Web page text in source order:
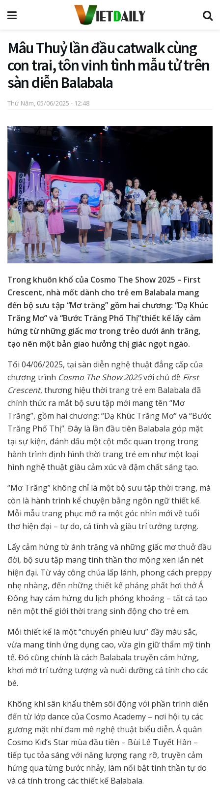
Mâu Thuỷ lần đầu catwalk cùng
con trai, tôn vinh tình mẫu tử trên
sàn diễn Balabala
Thứ Năm, 05/06/2025 - 12:48
Trong khuôn khổ của Cosmo The Show 2025 – First
Crescent, nhà mốt dành cho trẻ em Balabala mang
đến bộ sưu tập “Mơ trăng” gồm hai chương: “Dạ Khúc
Trăng Mơ” và “Bước Trăng Phố Thị”thiết kế lấy cảm
hứng từ những giấc mơ trong trẻo dưới ánh trăng,
tạo nên một bản giao hưởng thị giác ngọt ngào.
Tối 04/06/2025, tại sàn diễn nghệ thuật đẳng cấp của
chương trình Cosmo The Show 2025với chủ đề First
Crescent, thương hiệu thời trang trẻ em Balabala đã
chính thức ra mắt bộ sưu tập mới mang tên “Mơ
Trăng”, gồm hai chương: “Dạ Khúc Trăng Mơ” và “Bước
Trăng Phố Thị”. Đây là lần đầu tiên Balabala góp mặt
tại sự kiện, đánh dấu một cột mốc quan trọng trong
hành trình định hình thời trang trẻ em như một loại
hình nghệ thuật giàu cảm xúc và đậm chất sáng tạo.
“Mơ Trăng” không chỉ là một bộ sưu tập thời trang, mà
còn là hành trình kể chuyện bằng ngôn ngữ thiết kế.
Mỗi mẫu trang phục mở ra một góc nhìn mới về tuổi
thơ hiện đại – tự do, cá tính và giàu trí tưởng tượng.
Lấy cảm hứng từ ánh trăng và những giấc mơ thuở đầu
đời, bộ sưu tập mang tinh thần thơ mộng xen lẫn nét
hiện đại. Từ váy công chúa lấp lánh, phong cách preppy
nhẹ nhàng, đến những thiết kế phảng phất hơi thở Á
Đông hay cảm hứng du lịch phóng khoáng – tất cả tạo
nên một thế giới thời trang sinh động cho trẻ em.
Mỗi thiết kế là một “chuyến phiêu lưu” đầy màu sắc,
vừa mang tính ứng dụng cao, vừa gìn giữ thẩm mỹ tinh
tế. Đó cũng chính là cách Balabala truyền cảm hứng,
khơi mở trí tưởng tượng và nuôi dưỡng cá tính cho các
bé.
Không khí sân khấu thêm sôi động với phần trình diễn
đến từ lớp dance của Cosmo Academy – nơi hội tụ các
gương mặt nhí đam mê nghệ thuật biểu diễn. Á quân
Cosmo Kid’s Star mùa đầu tiên – Bùi Lê Tuyết Hân –
tiếp tục tỏa sáng với năng lượng rạng rỡ, truyền cảm
hứng qua từng bước nhảy, làm nổi bật tinh thần tự do
và cá tính trong các thiết kế Balabala.